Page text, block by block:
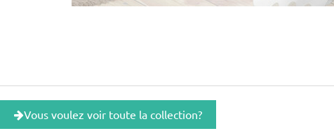
Vous voulez voir toute la collection?